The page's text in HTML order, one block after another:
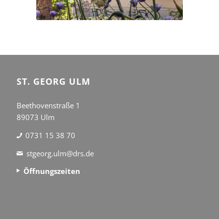
ST. GEORG ULM
Beethovenstraße 1
89073 Ulm
0731 15 38 70
stgeorg.ulm@drs.de
Öffnungszeiten